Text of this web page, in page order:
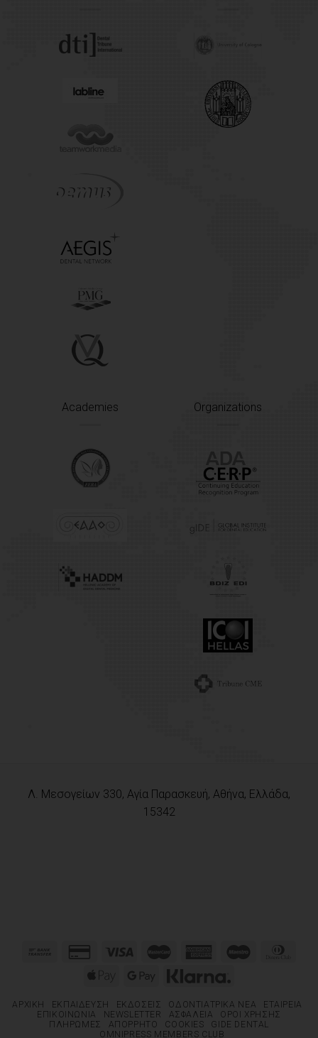
Academies Organizations
Λ. Μεσογείων 330, Αγία Παρασκευή, Αθήνα, Ελλάδα,
15342
ΑΡΧΙΚΉ ΕΚΠΑΊΔΕΥΣΗ ΕΚΔΌΣΕΙΣ ΟΔΟΝΤΙΑΤΡΙΚΆ ΝΈΑ
ΕΤΑΙΡΕΊΑ
ΕΠΙΚΟΙΝΩΝΊΑ
NEWSLETTER ΑΣΦΆΛΕΙΑ
ΌΡΟΙ ΧΡΉΣΗΣ
ΠΛΗΡΩΜΈΣ
ΑΠΌΡΡΗΤΟ COOKIES
GIDE DENTAL
OMNIPRESS MEMBERS CLUB